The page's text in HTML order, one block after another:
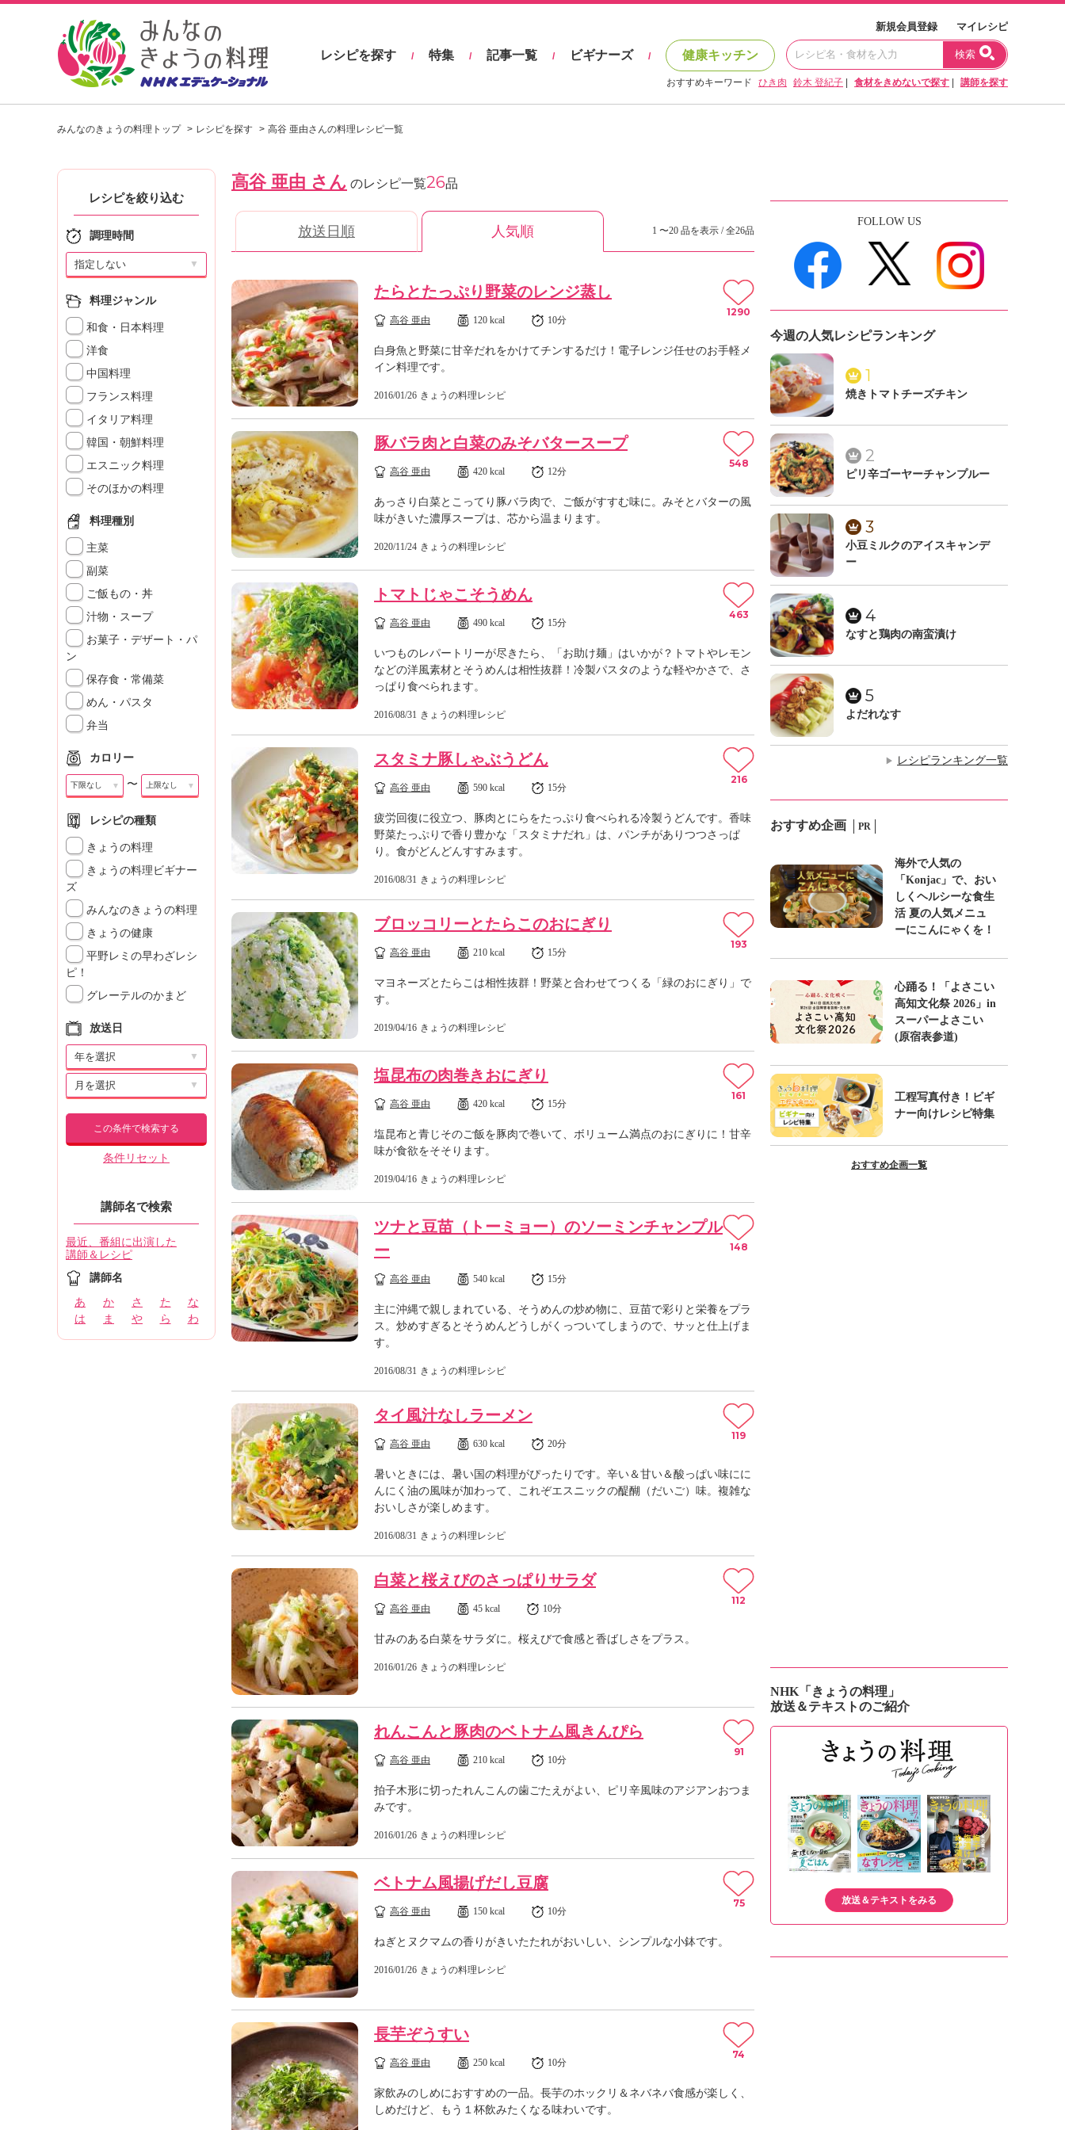
し
シ
を
よ
。
N
H
K
エ
デ
ケ
ー
シ
ョ
ナ
ル
「
み
な
の
き
ょ
う
の
料
理
」
新規会員登録 マイレシピ
レシピを探す / 特集 / 記事一覧 / ビギナーズ / 健康キッチン 検索
おすすめキーワード ひき肉 鈴木 登紀子 食材をきめないで探す 講師を探す
みんなのきょうの料理トップ レシピを探す 高谷 亜由さんの料理レシピ一覧
レシピを絞り込む
調理時間
▼
料理ジャンル
和食・日本料理
洋食
中国料理
フランス料理
イタリア料理
韓国・朝鮮料理
エスニック料理
そのほかの料理
料理種別
主菜
副菜
ご飯もの・丼
汁物・スープ
お菓子・デザート・パ
ン
保存食・常備菜
めん・パスタ
弁当
カロリー
▼ 〜 ▼
レシピの種類
きょうの料理
きょうの料理ビギナー
ズ
みんなのきょうの料理
きょうの健康
平野レミの早わざレシ
ピ！
グレーテルのかまど
放送日
▼
▼
この条件で検索する
条件リセット
講師名で検索
最近、番組に出演した
講師＆レシピ
講師名
あ か さ た
な
は
ま や ら わ
高谷 亜由 さん のレシピ一覧26品
放送日順 人気順 1 〜20 品を表示 / 全26品
たらとたっぷり野菜のレンジ蒸し
高谷 亜由 120 kcal 10分
白身魚と野菜に甘辛だれをかけてチンするだけ！電子レンジ任せのお手軽メ
イン料理です。
2016/01/26 きょうの料理レシピ
1290
豚バラ肉と白菜のみそバタースープ
高谷 亜由 420 kcal 12分
あっさり白菜とこってり豚バラ肉で、ご飯がすすむ味に。みそとバターの風
味がきいた濃厚スープは、芯から温まります。
2020/11/24 きょうの料理レシピ
548
トマトじゃこそうめん
高谷 亜由 490 kcal 15分
いつものレパートリーが尽きたら、「お助け麺」はいかが？トマトやレモン
などの洋風素材とそうめんは相性抜群！冷製パスタのような軽やかさで、さ
っぱり食べられます。
2016/08/31 きょうの料理レシピ
463
スタミナ豚しゃぶうどん
高谷 亜由 590 kcal 15分
疲労回復に役立つ、豚肉とにらをたっぷり食べられる冷製うどんです。香味
野菜たっぷりで香り豊かな「スタミナだれ」は、パンチがありつつさっぱ
り。食がどんどんすすみます。
2016/08/31 きょうの料理レシピ
216
ブロッコリーとたらこのおにぎり
高谷 亜由 210 kcal 15分
マヨネーズとたらこは相性抜群！野菜と合わせてつくる「緑のおにぎり」で
す。
2019/04/16 きょうの料理レシピ
193
塩昆布の肉巻きおにぎり
高谷 亜由 420 kcal 15分
塩昆布と青じそのご飯を豚肉で巻いて、ボリューム満点のおにぎりに！甘辛
味が食欲をそそります。
2019/04/16 きょうの料理レシピ
161
ツナと豆苗（トーミョー）のソーミンチャンプル
ー
高谷 亜由 540 kcal 15分
主に沖縄で親しまれている、そうめんの炒め物に、豆苗で彩りと栄養をプラ
ス。炒めすぎるとそうめんどうしがくっついてしまうので、サッと仕上げま
す。
2016/08/31 きょうの料理レシピ
148
タイ風汁なしラーメン
高谷 亜由 630 kcal 20分
暑いときには、暑い国の料理がぴったりです。辛い＆甘い＆酸っぱい味にに
んにく油の風味が加わって、これぞエスニックの醍醐（だいご）味。複雑な
おいしさが楽しめます。
2016/08/31 きょうの料理レシピ
119
白菜と桜えびのさっぱりサラダ
高谷 亜由 45 kcal 10分
甘みのある白菜をサラダに。桜えびで食感と香ばしさをプラス。
2016/01/26 きょうの料理レシピ
112
れんこんと豚肉のベトナム風きんぴら
高谷 亜由 210 kcal 10分
拍子木形に切ったれんこんの歯ごたえがよい、ピリ辛風味のアジアンおつま
みです。
2016/01/26 きょうの料理レシピ
91
ベトナム風揚げだし豆腐
高谷 亜由 150 kcal 10分
ねぎとヌクマムの香りがきいたたれがおいしい、シンプルな小鉢です。
2016/01/26 きょうの料理レシピ
75
長芋ぞうすい
高谷 亜由 250 kcal 10分
家飲みのしめにおすすめの一品。長芋のホックリ＆ネバネバ食感が楽しく、
しめだけど、もう１杯飲みたくなる味わいです。
74
FOLLOW US
今週の人気レシピランキング
1
焼きトマトチーズチキン
2
ピリ辛ゴーヤーチャンプルー
3
小豆ミルクのアイスキャンデ
ー
4
なすと鶏肉の南蛮漬け
5
よだれなす
▶ レシピランキング一覧
おすすめ企画 PR
海外で人気の
「Konjac」で、おい
しくヘルシーな食生
活 夏の人気メニュ
ーにこんにゃくを！
心踊る！「よさこい
高知文化祭 2026」in
スーパーよさこい
(原宿表参道)
工程写真付き！ビギ
ナー向けレシピ特集
おすすめ企画一覧
NHK「きょうの料理」
放送＆テキストのご紹介
放送＆テキストをみる